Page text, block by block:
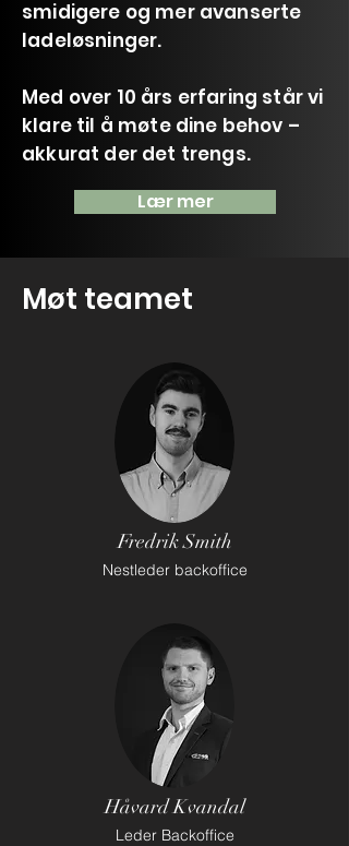
smidigere og mer avanserte
ladeløsninger.
Med over 10 års erfaring står vi
klare til å møte dine behov –
akkurat der det trengs.
Lær mer
Møt teamet
Fredrik Smith
Nestleder backoffice
Håvard Kvandal
Leder Backoffice